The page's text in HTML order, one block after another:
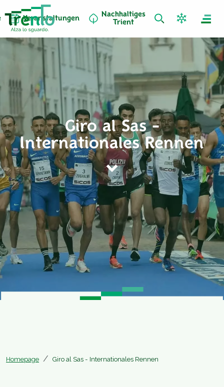
Veranstaltungen
Nachhaltiges
Trient
Giro al Sas -
Internationales Rennen
Homepage Giro al Sas - Internationales Rennen